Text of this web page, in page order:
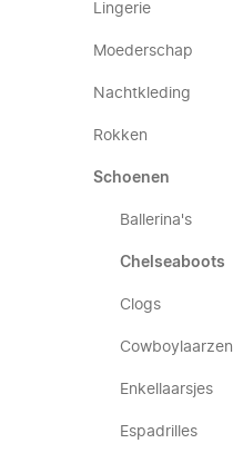
Lingerie
Moederschap
Nachtkleding
Rokken
Schoenen
Ballerina's
Chelseaboots
Clogs
Cowboylaarzen
Enkellaarsjes
Espadrilles